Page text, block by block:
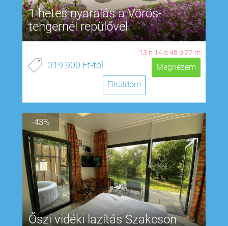
1 hetes nyaralás a Vörös-
tengernél repülővel
13 n 14ó48 p 26 m
319.900 Ft-tól
Megnézem
Elküldöm
-43%
Őszi vidéki lazítás Szakcson